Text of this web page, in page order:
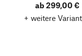
ab 299,00 €
+ weitere